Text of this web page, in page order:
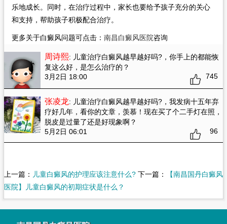
乐地成长。同时，在治疗过程中，家长也要给予孩子充分的关心
和支持，帮助孩子积极配合治疗。
更多关于白癜风问题可点击： 南昌白癜风医院咨询
周诗熙: 儿童治疗白癜风越早越好吗?，你手上的都能恢
复这么好，是怎么治疗的？
3月2日 18:00
745
张凌龙: 儿童治疗白癜风越早越好吗?，我发病十五年弃
疗好几年，看你的文章，羡慕！现在买了个二手灯在照，
脱皮是过量了还是好现象啊？
5月2日 06:01
96
上一篇： 儿童白癜风的护理应该注意什么?下一篇：
【南昌国丹白癜风
医院】儿童白癜风的初期症状是什么？